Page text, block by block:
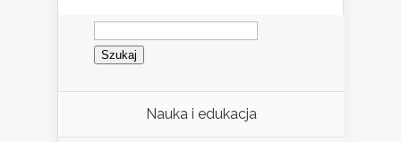
Szukaj:
Nauka i edukacja